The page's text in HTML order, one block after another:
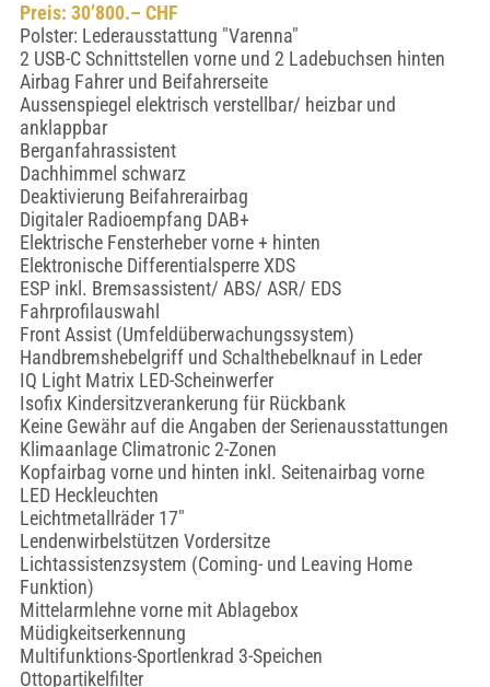
Preis: 30’800.– CHF
Polster: Lederausstattung "Varenna"
2 USB-C Schnittstellen vorne und 2 Ladebuchsen hinten
Airbag Fahrer und Beifahrerseite
Aussenspiegel elektrisch verstellbar/ heizbar und
anklappbar
Berganfahrassistent
Dachhimmel schwarz
Deaktivierung Beifahrerairbag
Digitaler Radioempfang DAB+
Elektrische Fensterheber vorne + hinten
Elektronische Differentialsperre XDS
ESP inkl. Bremsassistent/ ABS/ ASR/ EDS
Fahrprofilauswahl
Front Assist (Umfeldüberwachungssystem)
Handbremshebelgriff und Schalthebelknauf in Leder
IQ Light Matrix LED-Scheinwerfer
Isofix Kindersitzverankerung für Rückbank
Keine Gewähr auf die Angaben der Serienausstattungen
Klimaanlage Climatronic 2-Zonen
Kopfairbag vorne und hinten inkl. Seitenairbag vorne
LED Heckleuchten
Leichtmetallräder 17"
Lendenwirbelstützen Vordersitze
Lichtassistenzsystem (Coming- und Leaving Home
Funktion)
Mittelarmlehne vorne mit Ablagebox
Müdigkeitserkennung
Multifunktions-Sportlenkrad 3-Speichen
Ottopartikelfilter